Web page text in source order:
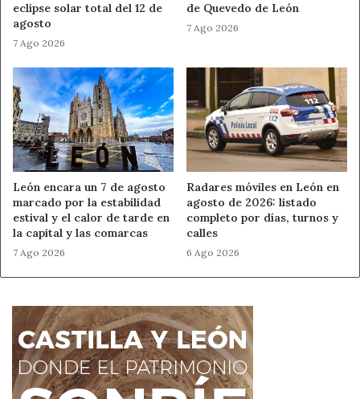
eclipse solar total del 12 de
agosto
7 Ago 2026
de Quevedo de León
7 Ago 2026
León encara un 7 de agosto
marcado por la estabilidad
estival y el calor de tarde en
la capital y las comarcas
7 Ago 2026
Radares móviles en León en
agosto de 2026: listado
completo por días, turnos y
calles
6 Ago 2026